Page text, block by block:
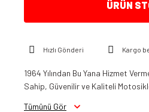
ÜRÜN
Hızlı Gönderi Kargo
1964 Yılından Bu Yana Hizmet
Sahip, Güvenilir ve Kaliteli
Tümünü Gör